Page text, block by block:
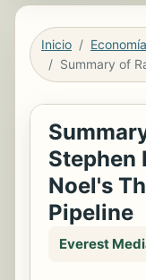
Inicio
Stephen
Noel's
Pipeline
Everest